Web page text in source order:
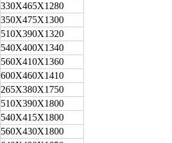
330Х465Х1280
350Х475Х1300
510Х390Х1320
540Х400Х1340
560Х410Х1360
600Х460Х1410
265Х380Х1750
510Х390Х1800
540Х415Х1800
560Х430Х1800